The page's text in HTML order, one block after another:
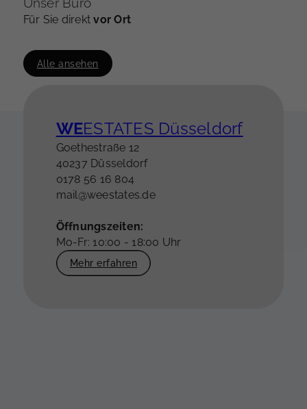
Unser Büro
Für Sie direktvor Ort
Alle ansehen
WEESTATES Düsseldorf
Goethestraße 12
40237 Düsseldorf
0178 56 16 804
mail@weestates.de
Öffnungszeiten:
Mo-Fr: 10:00 - 18:00 Uhr
Mehr erfahren